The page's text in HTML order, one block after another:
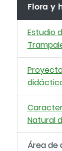
Flora y
Estudio
Natural
Área de